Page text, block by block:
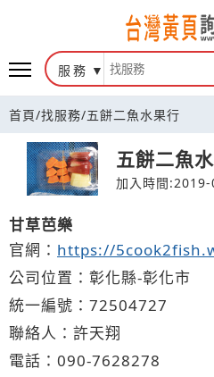
台灣黃頁
服務
首頁/找服務/五餅二魚水果行
五餅二魚
加入時間
甘草芭樂
官網： https://
公司位置：彰化縣-彰化市
統一編號：72504727
聯絡人：許天翔
電話： 090-7628278